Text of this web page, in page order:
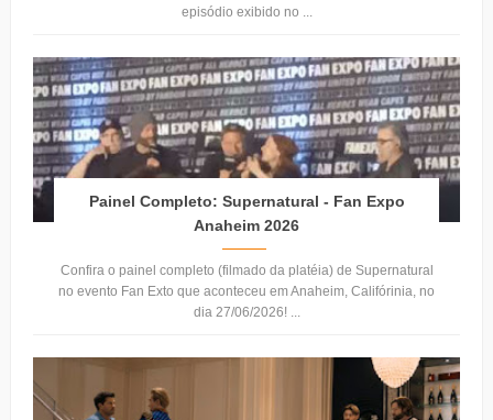
episódio exibido no ...
Painel Completo: Supernatural - Fan Expo
Anaheim 2026
Confira o painel completo (filmado da platéia) de Supernatural
no evento Fan Exto que aconteceu em Anaheim, Califórinia, no
dia 27/06/2026! ...